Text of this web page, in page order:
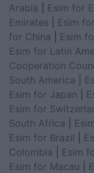
Arabia
Esim for
Emirates
Esim
for China
Esim
Esim for Latin
Cooperation
South America
Esim for Japan
Esim for
South Africa
Esim for Brazil
Colombia
Esim
Esim for Macau